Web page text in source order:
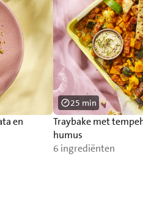
en
Traybake met
humus
6 ingrediënten
25 min